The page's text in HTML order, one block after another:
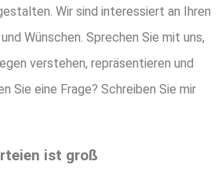
Wir sind inter­es­siert an Ihren
Wün­schen. Spre­chen Sie mit uns,
ver­ste­hen, reprä­sen­tie­ren und
Sie eine Fra­ge? Schrei­ben Sie mir
ist groß